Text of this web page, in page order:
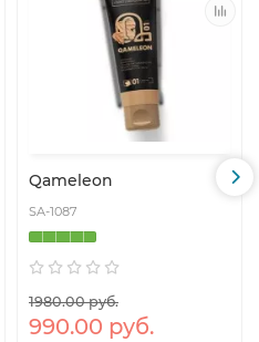
Qameleon
SA-1087
1980.00 руб.
990.00 руб.